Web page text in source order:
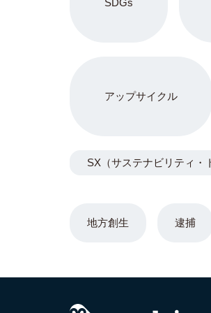
SDGs
アップサイクル
地方創生 逮捕
SX（サステナビリティ・